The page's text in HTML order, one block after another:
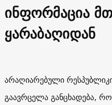
ინფორმაცია
ყარაბაღიდან
არაღიარებული
გაავრცელა განცხადება,